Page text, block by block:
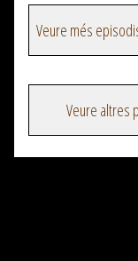
Veure altres